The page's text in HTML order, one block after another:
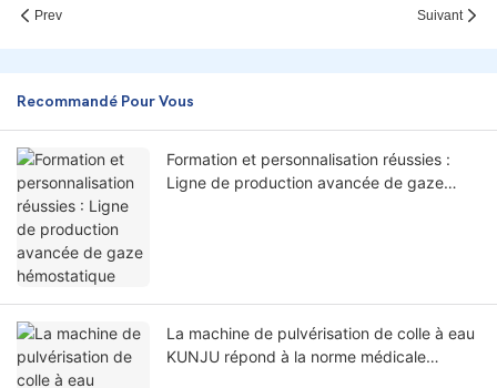
Prev Suivant
Recommandé Pour Vous
Formation et personnalisation réussies :
Ligne de production avancée de gaze
La machine de pulvérisation de colle à eau
KUNJU répond à la norme médicale